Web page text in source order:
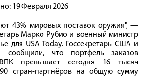
19 Февраля 2026
43% мировых поставок оружия", —
Марко Рубио и военный министр
для USA Today. Госсекретарь США и
сообщили, что портфель заказов
ВПК превышает сегодня 16 тысяч
стран-партнёров на общую сумму